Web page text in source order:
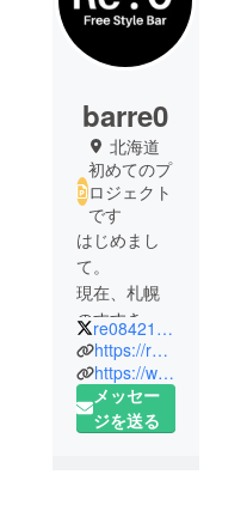
barre0
北海道
初めてのプ
ロジェクト
です
はじめまし
て。
現在、札幌
のすすきの
で飲食店を
経営してお
ります。
コンセプト
re084212570
https://re0.shopinfo.jp/
https://www.ekiten.jp/shop_82540391/
メッセー
ジを送る